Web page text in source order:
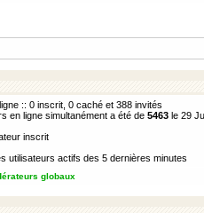
:: 0 inscrit, 0 caché et 388 invités
en ligne simultanément a été de 5463 le 29
inscrit
utilisateurs actifs des 5 dernières minutes
globaux